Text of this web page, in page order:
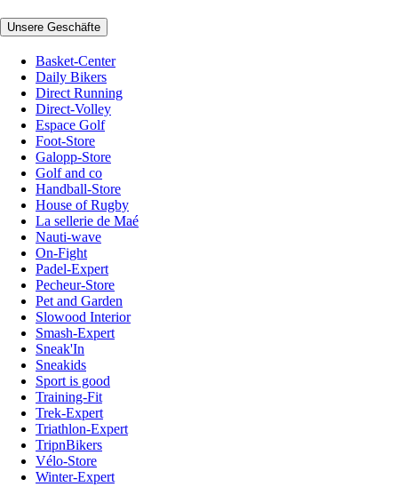
Unsere Geschäfte
Basket-Center
Daily Bikers
Direct Running
Direct-Volley
Espace Golf
Foot-Store
Galopp-Store
Golf and co
Handball-Store
House of Rugby
La sellerie de Maé
Nauti-wave
On-Fight
Padel-Expert
Pecheur-Store
Pet and Garden
Slowood Interior
Smash-Expert
Sneak'In
Sneakids
Sport is good
Training-Fit
Trek-Expert
Triathlon-Expert
TripnBikers
Vélo-Store
Winter-Expert